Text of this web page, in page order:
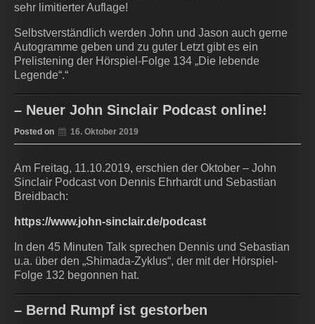
sehr limitierter Auflage!
Selbstverständlich werden John und Jason auch gerne
Autogramme geben und zu guter Letzt gibt es ein
Prelistening der Hörspiel-Folge 134 „Die lebende
Legende“.“
– Neuer John Sinclair Podcast online!
Posted on 16. Oktober 2019
Am Freitag, 11.10.2019, erschien der Oktober – John
Sinclair Podcast von Dennis Ehrhardt und Sebastian
Breidbach:
https://www.john-sinclair.de/podcast
In den 45 Minuten Talk sprechen Dennis und Sebastian
u.a. über den „Shimada-Zyklus“, der mit der Hörspiel-
Folge 132 begonnen hat.
– Bernd Rumpf ist gestorben